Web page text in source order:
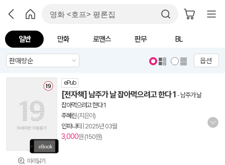
일반 만화 로맨스 판무 BL
옵션
미리읽기
ePub
[전자책] 남주가 날 잡아먹으려고 한다 1 - 남주가 날
잡아먹으려고 한다 1
주혜린 (지은이)
인피니티
2025년 03월
3,000원 (150원)